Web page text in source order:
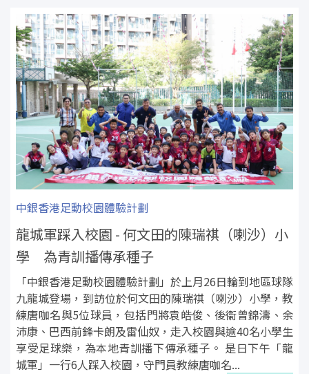
中銀香港足動校園體驗計劃
龍城軍踩入校園 - 何文田的陳瑞祺（喇沙）小
學 為青訓播傳承種子
「中銀香港足動校園體驗計劃」於上月26日輪到地區球隊
九龍城登場，到訪位於何文田的陳瑞祺（喇沙）小學，教
練唐咖名與5位球員，包括門將袁皓俊、後衞曾錦濤、余
沛康、巴西前鋒卡朗及雷仙奴，走入校園與逾40名小學生
享受足球樂，為本地青訓播下傳承種子。 是日下午「龍
城軍」一行6人踩入校園，守門員教練唐咖名...